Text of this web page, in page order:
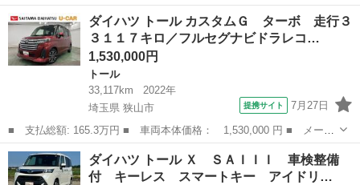
ー名： ダイハツ ■ 車種名： トール ■ グレード名： カスタム
Ｇ ターボ 車検１０年７月 両側電動スライド 衝突被害軽減ブレ
ーキ コ...
愛知 名古屋市 トール
ダイハツ トール カスタムＧ ターボ 走行３
３１１７キロ／フルセグナビドラレコ…
1,530,000円
トール
33,117km
2022年
埼玉県 狭山市
提携サイト 7月27日
■ 支払総額: 165.3万円 ■ 車両本体価格： 1,530,000 円 ■ メーカ
ー名： ダイハツ ■ 車種名： トール ■ グレード名： カスタム
Ｇ ターボ 走行３３１１７キロ／フルセグナビドラレコ １年保証
距離無制...
埼玉 狭山市 トール
ダイハツ トール Ｘ ＳＡＩＩＩ 車検整備
付 キーレス スマートキー アイドリ…